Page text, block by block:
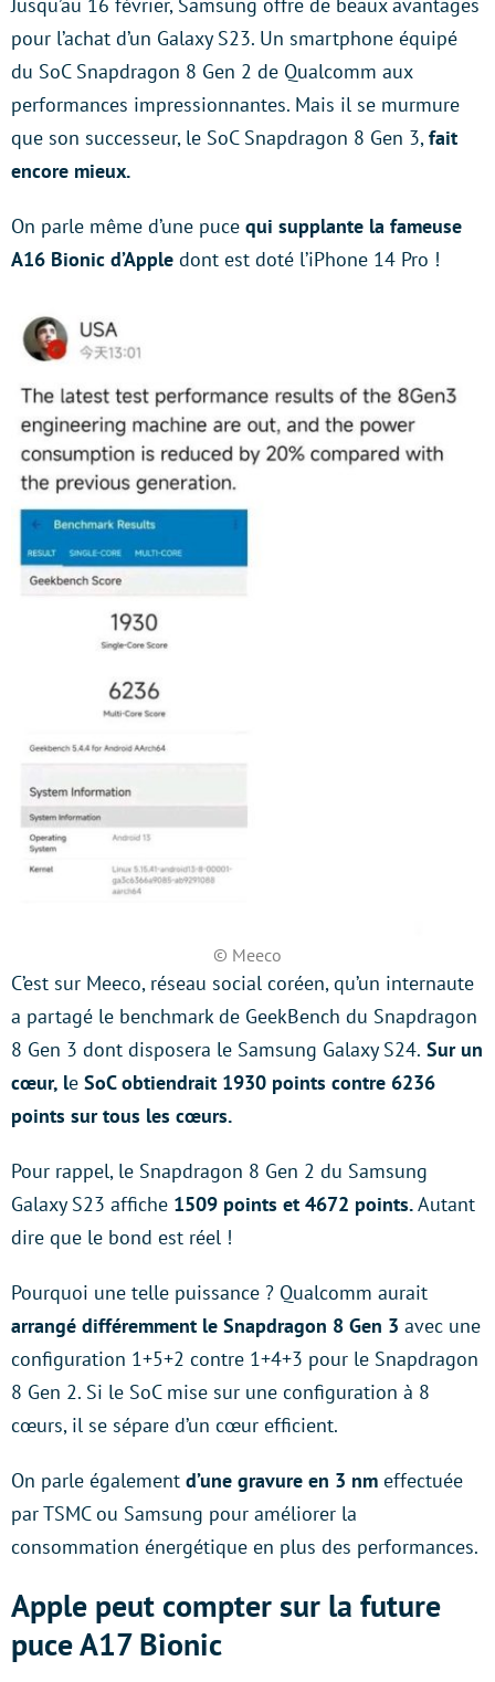
pour l’achat d’un Galaxy S23. Un smartphone équipé
du SoC Snapdragon 8 Gen 2 de Qualcomm aux
performances impressionnantes. Mais il se murmure
que son successeur, le SoC Snapdragon 8 Gen 3,fait
encore mieux.
On parle même d’une puce qui supplante la fameuse
A16 Bionic d’Apple dont est doté l’iPhone 14 Pro !
© Meeco
C’est sur Meeco, réseau social coréen, qu’un internaute
a partagé le benchmark de GeekBench du Snapdragon
8 Gen 3 dont disposera le Samsung Galaxy S24. Sur un
cœur, le SoC obtiendrait 1930 points contre 6236
points sur tous les cœurs.
Pour rappel, le Snapdragon 8 Gen 2 du Samsung
Galaxy S23 affiche 1509 points et 4672 points.Autant
dire que le bond est réel !
Pourquoi une telle puissance ? Qualcomm aurait
arrangé différemment le Snapdragon 8 Gen 3 avec une
configuration 1+5+2 contre 1+4+3 pour le Snapdragon
8 Gen 2. Si le SoC mise sur une configuration à 8
cœurs, il se sépare d’un cœur efficient.
On parle également d’une gravure en 3 nm effectuée
par TSMC ou Samsung pour améliorer la
consommation énergétique en plus des performances.
Apple peut compter sur la future
puce A17 Bionic